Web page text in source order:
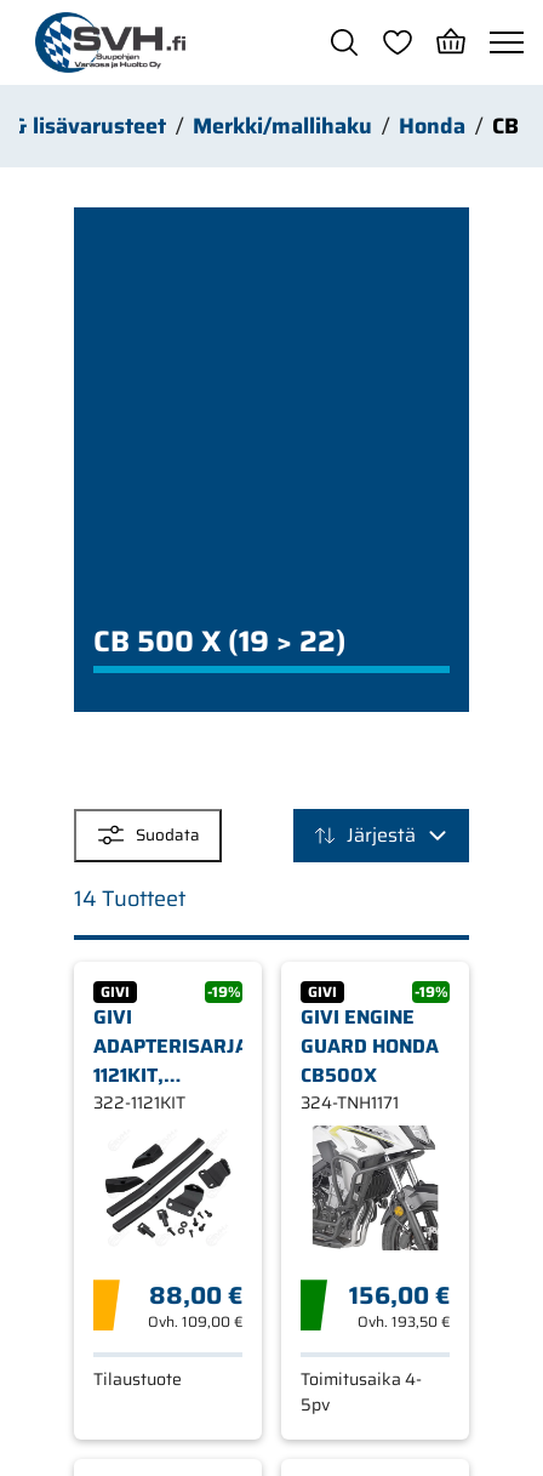
Siirry pääsisältöön
& lisävarusteet Merkki/mallihaku Honda CB
CB 500 X (19 > 22)
Suodata Järjestä
14 Tuotteet
GIVI -19%
GIVI
ADAPTERISARJA
1121KIT,
PL1121CAM/PL-/PLX1121
SIVUTELINEILLE
322-1121KIT
88,00 €
Ovh. 109,00 €
Tilaustuote
GIVI -19%
GIVI ENGINE
GUARD HONDA
CB500X
324-TNH1171
156,00 €
Ovh.193,50 €
Toimitusaika 4-
5pv